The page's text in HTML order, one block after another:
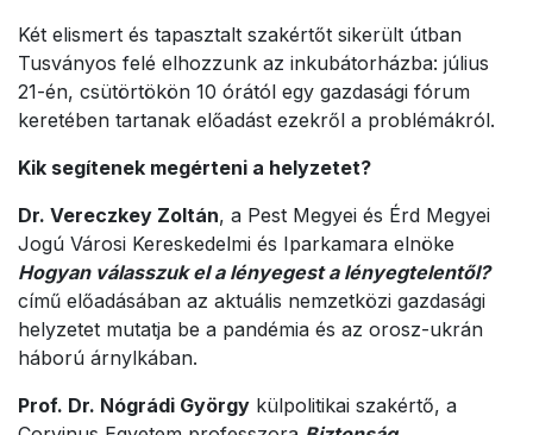
Két elismert és tapasztalt szakértőt sikerült útban
Tusványos felé elhozzunk az inkubátorházba: július
21-én, csütörtökön 10 órától egy gazdasági fórum
keretében tartanak előadást ezekről a problémákról.
Kik segítenek megérteni a helyzetet?
Dr. Vereczkey Zoltán, a Pest Megyei és Érd Megyei
Jogú Városi Kereskedelmi és Iparkamara elnöke
Hogyan válasszuk el a lényegest a lényegtelentől?
című előadásában az aktuális nemzetközi gazdasági
helyzetet mutatja be a pandémia és az orosz-ukrán
háború árnylkában.
Prof. Dr. Nógrádi György külpolitikai szakértő, a